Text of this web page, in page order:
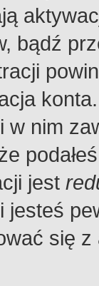
bądź
nim
jest
się